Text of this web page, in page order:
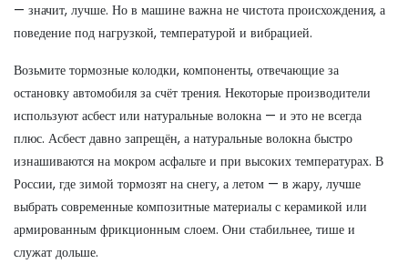
— значит, лучше. Но в машине важна не чистота происхождения, а
поведение под нагрузкой, температурой и вибрацией.
Возьмите тормозные колодки, компоненты, отвечающие за
остановку автомобиля за счёт трения. Некоторые производители
используют асбест или натуральные волокна — и это не всегда
плюс. Асбест давно запрещён, а натуральные волокна быстро
изнашиваются на мокром асфальте и при высоких температурах. В
России, где зимой тормозят на снегу, а летом — в жару, лучше
выбрать современные композитные материалы с керамикой или
армированным фрикционным слоем. Они стабильнее, тише и
служат дольше.